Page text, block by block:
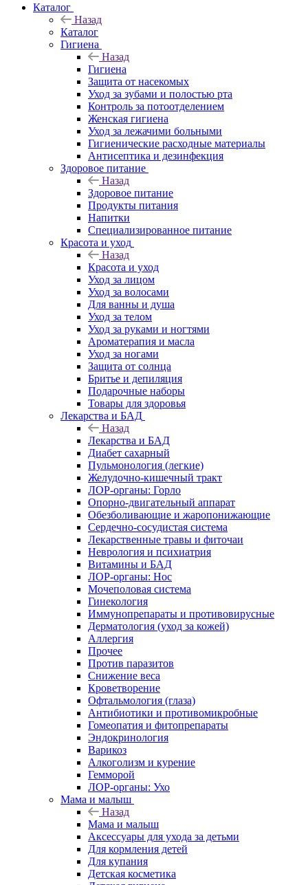
Каталог
Назад
Каталог
Гигиена
Назад
Гигиена
Защита от насекомых
Уход за зубами и полостью рта
Контроль за потоотделением
Женская гигиена
Уход за лежачими больными
Гигиенические расходные материалы
Антисептика и дезинфекция
Здоровое питание
Назад
Здоровое питание
Продукты питания
Напитки
Специализированное питание
Красота и уход
Назад
Красота и уход
Уход за лицом
Уход за волосами
Для ванны и душа
Уход за телом
Уход за руками и ногтями
Ароматерапия и масла
Уход за ногами
Защита от солнца
Бритье и депиляция
Подарочные наборы
Товары для здоровья
Лекарства и БАД
Назад
Лекарства и БАД
Диабет сахарный
Пульмонология (легкие)
Желудочно-кишечный тракт
ЛОР-органы: Горло
Опорно-двигательный аппарат
Обезболивающие и жаропонижающие
Сердечно-сосудистая система
Лекарственные травы и фиточаи
Неврология и психиатрия
Витамины и БАД
ЛОР-органы: Нос
Мочеполовая система
Гинекология
Иммунопрепараты и противовирусные
Дерматология (уход за кожей)
Аллергия
Прочее
Против паразитов
Снижение веса
Кроветворение
Офтальмология (глаза)
Антибиотики и противомикробные
Гомеопатия и фитопрепараты
Эндокринология
Варикоз
Алкоголизм и курение
Гемморой
ЛОР-органы: Ухо
Мама и малыш
Назад
Мама и малыш
Аксессуары для ухода за детьми
Для кормления детей
Для купания
Детская косметика